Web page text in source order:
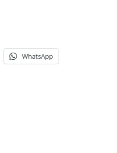
WhatsApp